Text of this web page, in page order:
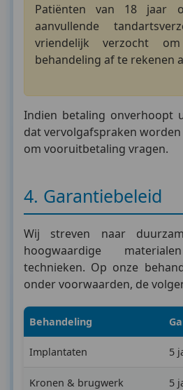
Patiënten van 18 jaar
aanvullende
vriendelijk verzocht
behandeling af te rekenen
Indien betaling onverhoopt
dat vervolgafspraken
om vooruitbetaling vragen.
4. Garantiebeleid
Wij streven naar
hoogwaardige
technieken. Op onze
onder voorwaarden, de
Behandeling
Implantaten 5
Kronen & brugwerk 5